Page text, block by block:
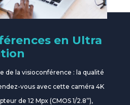
en Ultra
de la visioconférence : la qualité
vous avec cette caméra 4K
de 12 Mpx (CMOS 1/2.8’’),